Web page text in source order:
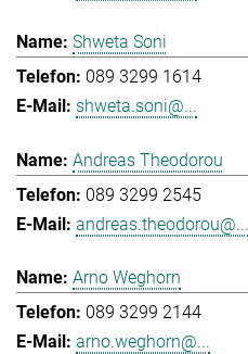
Shweta Soni
089 3299 1614
shweta.soni@...
Andreas Theodorou
089 3299 2545
andreas.theodorou@...
Arno Weghorn
089 3299 2144
arno.weghorn@...